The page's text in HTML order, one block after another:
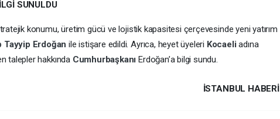
SUNULDU
konumu, üretim gücü ve lojistik kapasitesi çerçevesinde yeni yatırım
Tayyip Erdoğanile istişare edildi. Ayrıca, heyet üyeleri Kocaeliadına
talepler hakkında CumhurbaşkanıErdoğan’a bilgi sundu.
İSTANBUL HABERİ